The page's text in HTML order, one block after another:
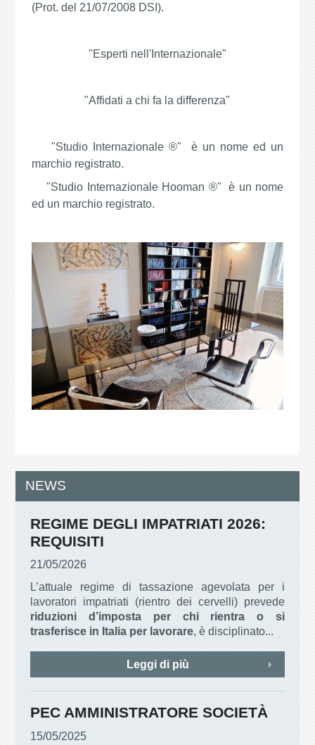
NEWS
REGIME DEGLI IMPATRIATI 2026:
REQUISITI
21/05/2026
L’attuale regime di tassazione agevolata per i
lavoratori impatriati (rientro dei cervelli) prevede
riduzioni d’imposta per chi rientra o si
trasferisce in Italia per lavorare, è disciplinato...
Leggi di più
PEC AMMINISTRATORE SOCIETÀ
15/05/2025
(Prot. del 21/07/2008 DSI).
"Esperti nell'Internazionale"
"Affidati a chi fa la differenza"
"Studio Internazionale ®" è un nome ed un
marchio registrato.
"Studio Internazionale Hooman ®" è un nome
ed un marchio registrato.